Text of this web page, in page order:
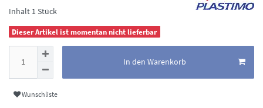
Inhalt 1 Stück
Dieser Artikel ist momentan nicht lieferbar
In den Warenkorb
Wunschliste